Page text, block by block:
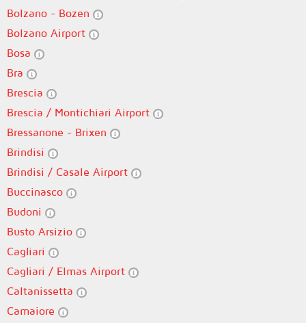
Bolzano - Bozen
Bolzano Airport
Bosa
Bra
Brescia
Brescia / Montichiari Airport
Bressanone - Brixen
Brindisi
Brindisi / Casale Airport
Buccinasco
Budoni
Busto Arsizio
Cagliari
Cagliari / Elmas Airport
Caltanissetta
Camaiore